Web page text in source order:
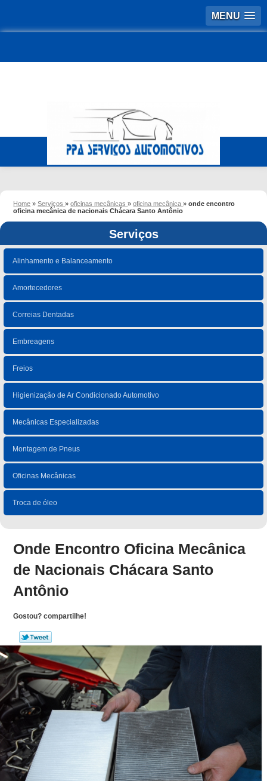
MENU
Home »Serviços»oficinas mecânicas»oficina mecânica»onde encontro
oficina mecânica de nacionais Chácara Santo Antônio
Serviços
Alinhamento e Balanceamento
Amortecedores
Correias Dentadas
Embreagens
Freios
Higienização de Ar Condicionado Automotivo
Mecânicas Especializadas
Montagem de Pneus
Oficinas Mecânicas
Troca de óleo
Onde Encontro Oficina Mecânica
de Nacionais Chácara Santo
Antônio
Gostou? compartilhe!